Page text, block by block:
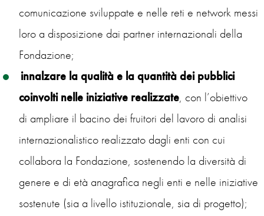
comunicazione sviluppate e nelle reti e network messi
loro a disposizione dai partner internazionali della
Fondazione;
innalzare la qualità e la quantità dei pubblici
coinvolti nelle iniziative realizzate, con l’obiettivo
di ampliare il bacino dei fruitori del lavoro di analisi
internazionalistico realizzato dagli enti con cui
collabora la Fondazione, sostenendo la diversità di
genere e di età anagrafica negli enti e nelle iniziative
sostenute (sia a livello istituzionale, sia di progetto);